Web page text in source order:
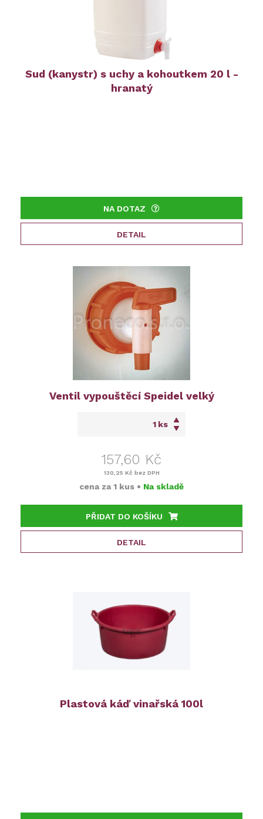
Sud (kanystr) s uchy a kohoutkem 20 l -
hranatý
NA DOTAZ
DETAIL
Ventil vypouštěcí Speidel velký
ks
157,60 Kč
130,25 Kč bez DPH
cena za 1 kus • Na skladě
PŘIDAT DO KOŠÍKU
DETAIL
Plastová káď vinařská 100l